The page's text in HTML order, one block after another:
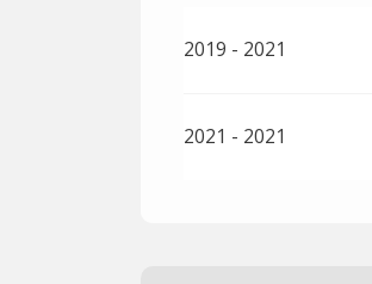
2019 - 2021
2021 - 2021